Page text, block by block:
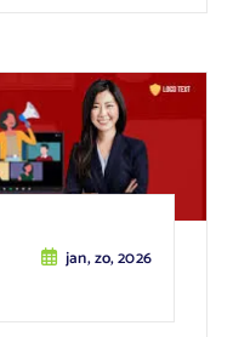
jan, zo, 2026